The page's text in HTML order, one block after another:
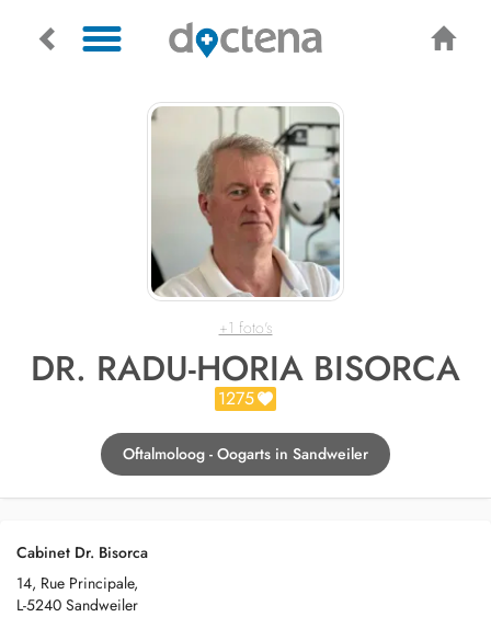
+1 foto's
DR. RADU-HORIA BISORCA
1275
Oftalmoloog - Oogarts in Sandweiler
Cabinet Dr. Bisorca
14, Rue Principale,
L-5240 Sandweiler